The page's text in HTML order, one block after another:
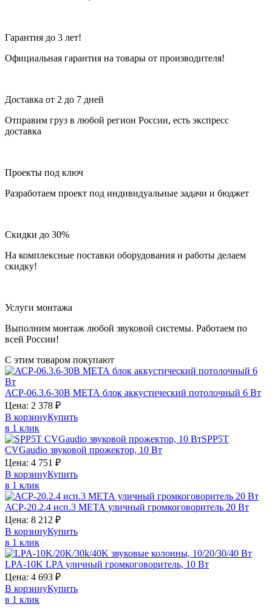
Гарантия до 3 лет!
Официальная гарантия на товары от производителя!
Доставка от 2 до 7 дней
Отправим груз в любой регион России, есть экспресс
доставка
Проекты под ключ
Разработаем проект под индивидуальные задачи и бюджет
Скидки до 30%
На комплексные поставки оборудования и работы делаем
скидку!
Услуги монтажа
Выполним монтаж любой звуковой системы. Работаем по
всей России!
С этим товаром покупают
АСР-06.3.6-30В МЕТА блок аккустический потолочный 6 Вт
Цена: 2 378 ₽
В корзинуКупить
в 1 клик
SPP5T
CVGaudio звуковой прожектор, 10 Вт
Цена: 4 751 ₽
В корзинуКупить
в 1 клик
АСР-20.2.4 исп.3 МЕТА уличный громкоговоритель 20 Вт
Цена: 8 212 ₽
В корзинуКупить
в 1 клик
LPA-10K LPA уличный громкоговоритель, 10 Вт
Цена: 4 693 ₽
В корзинуКупить
в 1 клик